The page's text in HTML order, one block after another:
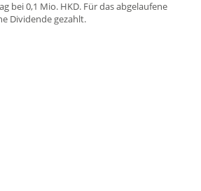
bei 0,1 Mio. HKD. Für das abgelaufene
Dividende gezahlt.